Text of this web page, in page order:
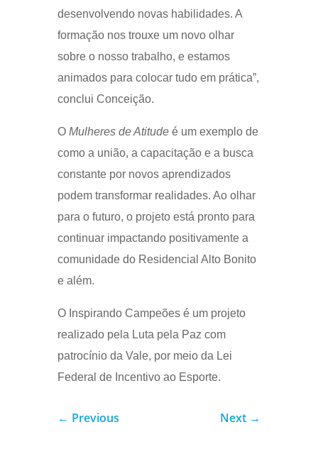
desenvolvendo novas habilidades. A
formação nos trouxe um novo olhar
sobre o nosso trabalho, e estamos
animados para colocar tudo em prática”,
conclui Conceição.
O Mulheres de Atitudeé um exemplo de
como a união, a capacitação e a busca
constante por novos aprendizados
podem transformar realidades. Ao olhar
para o futuro, o projeto está pronto para
continuar impactando positivamente a
comunidade do Residencial Alto Bonito
e além.
O Inspirando Campeões é um projeto
realizado pela Luta pela Paz com
patrocínio da Vale, por meio da Lei
Federal de Incentivo ao Esporte.
← Previous Next →